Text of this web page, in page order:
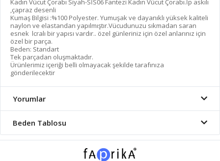
,çapraz desenli
Kumaş Bilgisi :%100 Polyester. Yumuşak ve dayanıklı yüksek kaliteli
naylon ve elastandan yapılmıştır.Vücudunuzu sıkmadan saran
esnek lcralı bir yapısı vardır.. özel günleriniz için özel anlarınız için
özel bir parça.
Beden: Standart
Tek parçadan oluşmaktadır.
Ürünlerimiz içeriği belli olmayacak şekilde tarafınıza
gönderilecektir
Yorumlar
Beden Tablosu